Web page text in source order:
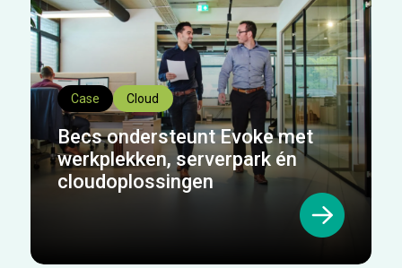
Case Cloud
Becs ondersteunt Evoke met
werkplekken, serverpark én
cloudoplossingen